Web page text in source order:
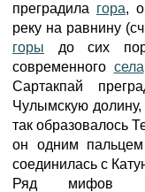
преградила гора,
реку на равнину
горы до сих пор
современного села
Сартакпай
Чулымскую
так образовалось
он одним
соединилась с
Ряд мифов